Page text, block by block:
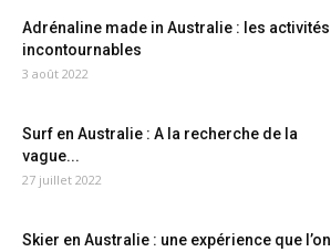
Adrénaline made in Australie : les activités
incontournables
3 août 2022
Surf en Australie : A la recherche de la
vague...
27 juillet 2022
Skier en Australie : une expérience que l’on